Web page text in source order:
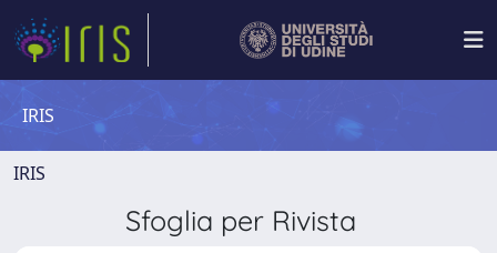
IRIS
IRIS
Sfoglia per Rivista